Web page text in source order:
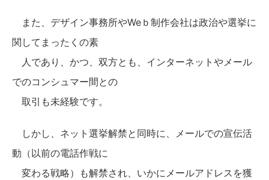
また、デザイン事務所やWeｂ制作会社は政治や選挙に
関してまったくの素
人であり、かつ、双方とも、インターネットやメール
でのコンシュマー間との
取引も未経験です。
しかし、ネット選挙解禁と同時に、メールでの宣伝活
動（以前の電話作戦に
変わる戦略）も解禁され、いかにメールアドレスを獲